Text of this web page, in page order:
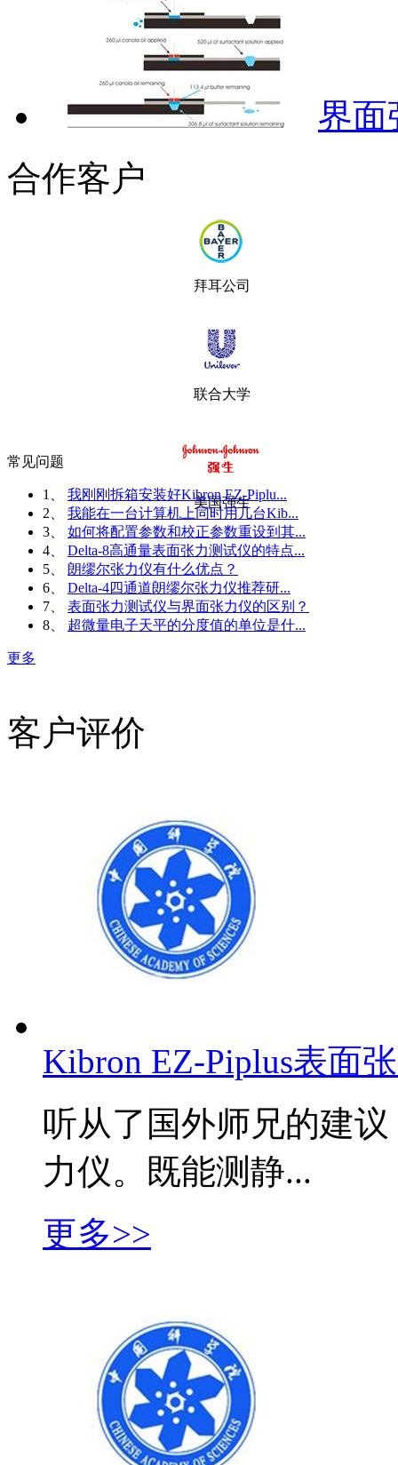
界面
合作客户
拜耳公司
联合大学
美国强生
常见问题
1、 我刚刚拆箱安装好Kibron EZ-Piplu...
2、 我能在一台计算机上同时用几台Kib...
3、 如何将配置参数和校正参数重设到其...
4、 Delta-8高通量表面张力测试仪的特点...
5、 朗缪尔张力仪有什么优点？
6、 Delta-4四通道朗缪尔张力仪推荐研...
7、 表面张力测试仪与界面张力仪的区别？
8、 超微量电子天平的分度值的单位是什...
更多
客户评价
Kibron EZ-Piplus表面
听从了国外师兄的建
力仪。既能测静...
更多>>